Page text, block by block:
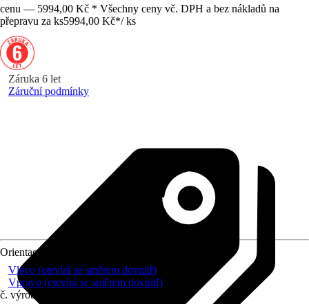
cenu — 5994,00 Kč * Všechny ceny vč. DPH a bez nákladů na
přepravu za ks5994,00 Kč*/ ks
Záruka 6 let
Záruční podmínky
Orientace
Vlevo (otevírá se směrem dovnitř)
Vpravo (otevírá se směrem dovnitř)
č. výrobku